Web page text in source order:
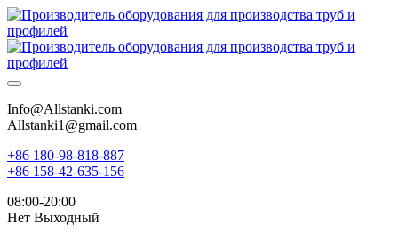
Info@Allstanki.com
Allstanki1@gmail.com
+86 180-98-818-887
+86 158-42-635-156
08:00-20:00
Нет Выходный